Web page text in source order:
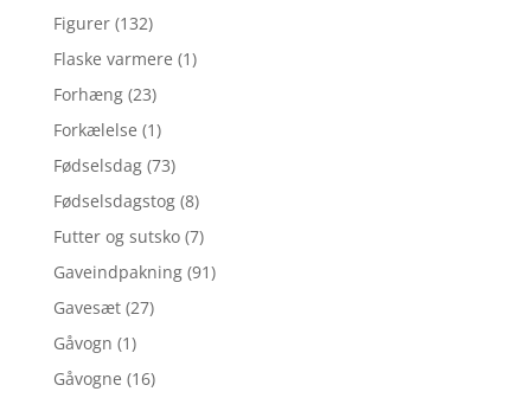
Figurer (132)
Flaske varmere (1)
Forhæng (23)
Forkælelse (1)
Fødselsdag (73)
Fødselsdagstog (8)
Futter og sutsko (7)
Gaveindpakning (91)
Gavesæt (27)
Gåvogn (1)
Gåvogne (16)